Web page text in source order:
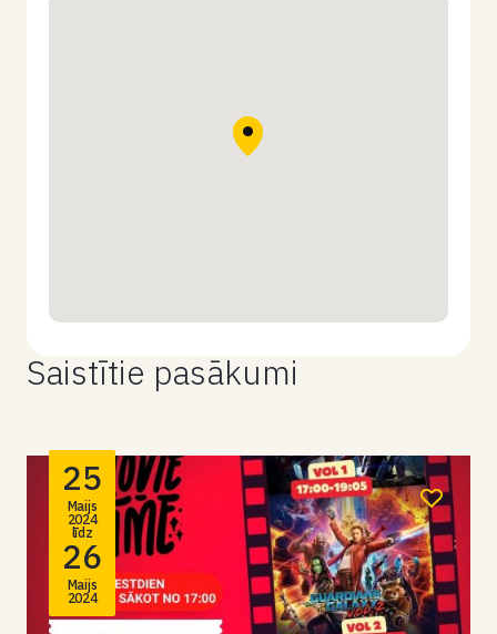
Saistītie pasākumi
25
Maijs
2024
līdz
26
Maijs
2024